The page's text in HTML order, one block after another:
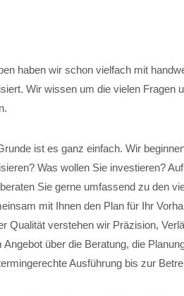
haben wir schon vielfach mit
Wir wissen um die vielen Fragen
ist es ganz einfach. Wir
Was wollen Sie investieren?
Sie gerne umfassend zu den
mit Ihnen den Plan für Ihr
Qualität verstehen wir Präzision,
Angebot über die Beratung, die
Ausführung bis zur